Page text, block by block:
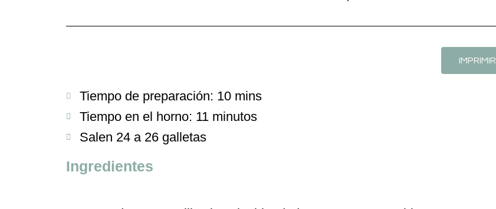
IMPRIMIR
Tiempo de preparación: 10 mins
Tiempo en el horno: 11 minutos
Salen 24 a 26 galletas
Ingredientes